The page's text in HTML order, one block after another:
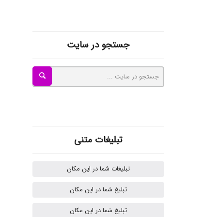
ayda habibnejad
Nazaninkarkon
Omid
ilhan200
جستجو در سایت
تبلیغات متنی
تبلیغات شما در این مکان
تبلیغ شما در این مکان
تبلیغ شما در این مکان